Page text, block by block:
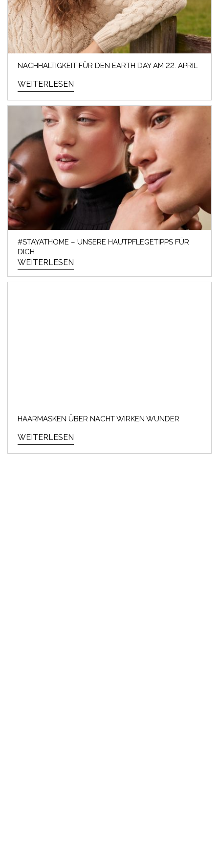
NACHHALTIGKEIT FÜR DEN EARTH DAY AM 22. APRIL
WEITERLESEN
#STAYATHOME – UNSERE HAUTPFLEGETIPPS FÜR
DICH
WEITERLESEN
HAARMASKEN ÜBER NACHT WIRKEN WUNDER
WEITERLESEN